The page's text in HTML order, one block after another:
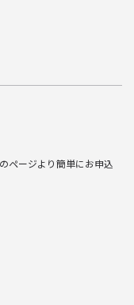
ページより簡単にお申込